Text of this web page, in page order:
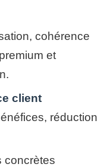
cohérence
et
client
réduction
concrètes